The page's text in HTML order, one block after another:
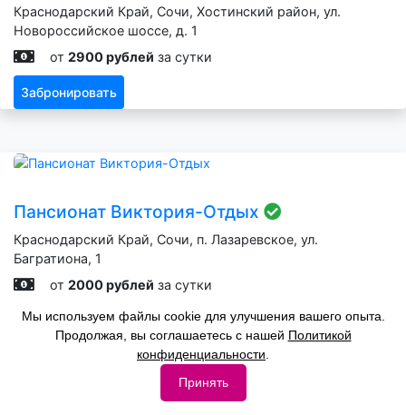
Краснодарский Край, Сочи, Хостинский район, ул.
Новороссийское шоссе, д. 1
от 2900 рублей за сутки
Забронировать
Пансионат Виктория-Отдых
Краснодарский Край, Сочи, п. Лазаревское, ул.
Багратиона, 1
от 2000 рублей за сутки
Забронировать
Мы используем файлы cookie для улучшения вашего опыта.
Продолжая, вы соглашаетесь с нашей Политикой
конфиденциальности
Принять